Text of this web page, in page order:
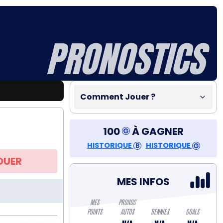
PRONOSTICS
Comment Jouer ?
100 À GAGNER
HISTORIQUE HISTORIQUE
MES INFOS
MES
POINTS
PRONOS
AUTOS
BENNIES GOALS